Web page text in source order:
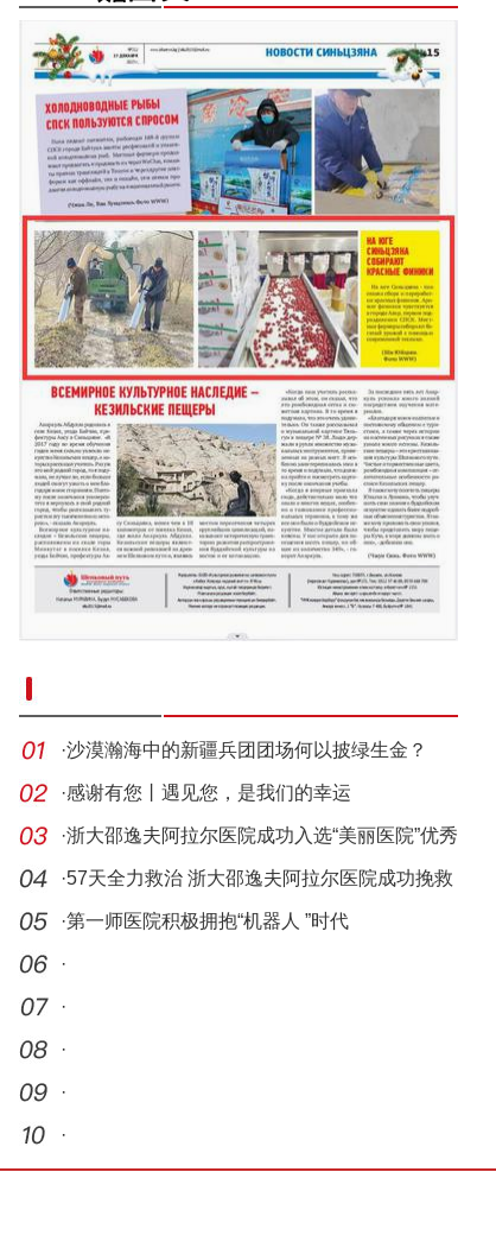
（繁荣兵团·新时代新征程）新疆昆玉：光伏
·沙漠瀚海中的新疆兵团团场何以披绿生金？
·感谢有您丨遇见您，是我们的幸运
·浙大邵逸夫阿拉尔医院成功入选“美丽医院”优秀
案
·57天全力救治 浙大邵逸夫阿拉尔医院成功挽救
脑干出
·第一师医院积极拥抱“机器人 ”时代
·
·
·
·
·